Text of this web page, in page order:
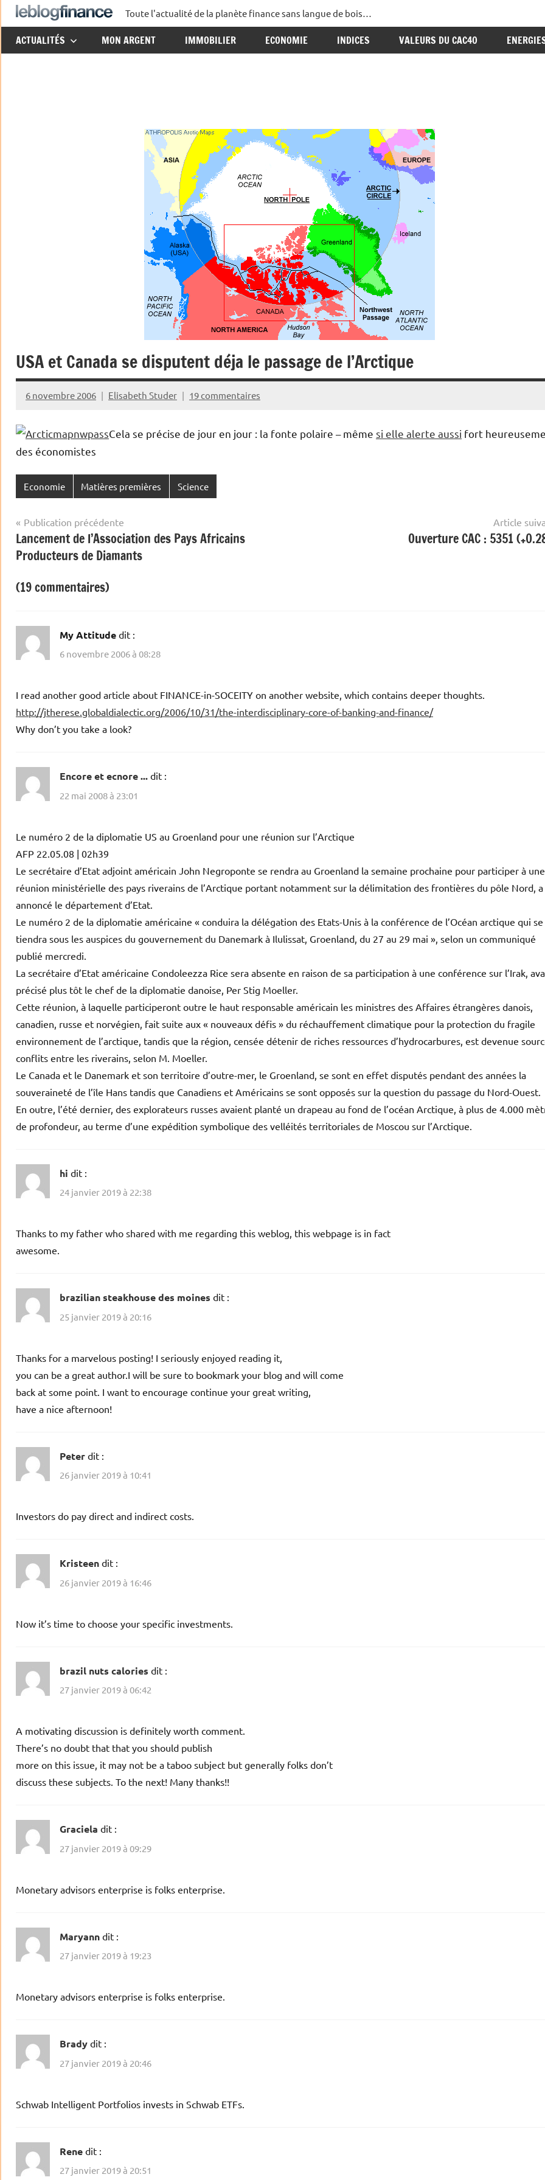
Aller
au
contenu
Le
Blog
Toute l'actualité de la planète finance sans langue de bois…
ACTUALITÉS MON ARGENT IMMOBILIER ECONOMIE INDICES VALEURS DU CAC40
USA et Canada se disputent déja le passage de l’Arctique
6 novembre 2006 Elisabeth Studer 19 commentaires
Cela se précise de jour en jour : la fonte polaire – même si elle alerte aussi fort
des économistes
Economie Matières premières Science
Navigation
de
l’article
Publication précédente
Lancement de l’Association des Pays Africains
Producteurs de Diamants
Article
Ouverture CAC : 5351
(19 commentaires)
My Attitude dit :
6 novembre 2006 à 08:28
I read another good article about FINANCE-in-SOCEITY on another website, which contains deeper thoughts.
http://jtherese.globaldialectic.org/2006/10/31/the-interdisciplinary-core-of-banking-and-finance/
Why don’t you take a look?
Encore et ecnore ... dit :
22 mai 2008 à 23:01
Le numéro 2 de la diplomatie US au Groenland pour une réunion sur l’Arctique
AFP 22.05.08 | 02h39
Le secrétaire d’Etat adjoint américain John Negroponte se rendra au Groenland la semaine prochaine pour participer à une
réunion ministérielle des pays riverains de l’Arctique portant notamment sur la délimitation des frontières du pôle Nord, a
annoncé le département d’Etat.
Le numéro 2 de la diplomatie américaine « conduira la délégation des Etats-Unis à la conférence de l’Océan arctique qui se
tiendra sous les auspices du gouvernement du Danemark à Ilulissat, Groenland, du 27 au 29 mai », selon un communiqué
publié mercredi.
La secrétaire d’Etat américaine Condoleezza Rice sera absente en raison de sa participation à une conférence sur l’Irak,
précisé plus tôt le chef de la diplomatie danoise, Per Stig Moeller.
Cette réunion, à laquelle participeront outre le haut responsable américain les ministres des Affaires étrangères danois,
canadien, russe et norvégien, fait suite aux « nouveaux défis » du réchauffement climatique pour la protection du fragile
environnement de l’arctique, tandis que la région, censée détenir de riches ressources d’hydrocarbures, est devenue
conflits entre les riverains, selon M. Moeller.
Le Canada et le Danemark et son territoire d’outre-mer, le Groenland, se sont en effet disputés pendant des années la
souveraineté de l’île Hans tandis que Canadiens et Américains se sont opposés sur la question du passage du Nord-Ouest.
En outre, l’été dernier, des explorateurs russes avaient planté un drapeau au fond de l’océan Arctique, à plus de 4.000
de profondeur, au terme d’une expédition symbolique des velléités territoriales de Moscou sur l’Arctique.
hi dit :
24 janvier 2019 à 22:38
Thanks to my father who shared with me regarding this weblog, this webpage is in fact
awesome.
brazilian steakhouse des moines dit :
25 janvier 2019 à 20:16
Thanks for a marvelous posting! I seriously enjoyed reading it,
you can be a great author.I will be sure to bookmark your blog and will come
back at some point. I want to encourage continue your great writing,
have a nice afternoon!
Peter dit :
26 janvier 2019 à 10:41
Investors do pay direct and indirect costs.
Kristeen dit :
26 janvier 2019 à 16:46
Now it’s time to choose your specific investments.
brazil nuts calories dit :
27 janvier 2019 à 06:42
A motivating discussion is definitely worth comment.
There’s no doubt that that you should publish
more on this issue, it may not be a taboo subject but generally folks don’t
discuss these subjects. To the next! Many thanks!!
Graciela dit :
27 janvier 2019 à 09:29
Monetary advisors enterprise is folks enterprise.
Maryann dit :
27 janvier 2019 à 19:23
Monetary advisors enterprise is folks enterprise.
Brady dit :
27 janvier 2019 à 20:46
Schwab Intelligent Portfolios invests in Schwab ETFs.
Rene dit :
27 janvier 2019 à 20:51